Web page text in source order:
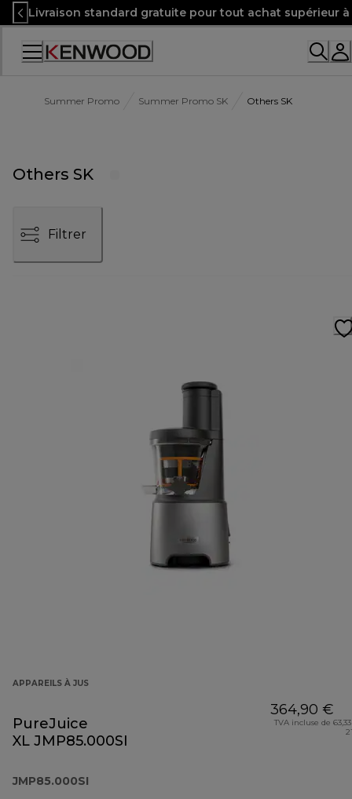
Skip
to
Content
Livraison standard gratuite pour tout achat supérieur
Accessibility
Summer Promo Summer Promo SK Others SK
Others SK
Filtrer
APPAREILS À JUS
PureJuice
XL JMP85.000SI
JMP85.000SI
364,90 €
TVA incluse de